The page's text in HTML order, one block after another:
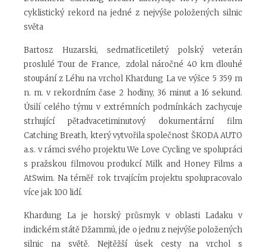
cyklistický rekord na jedné z nejvýše položených silnic
světa
Bartosz Huzarski, sedmatřicetiletý polský veterán
proslulé Tour de France, zdolal náročné 40 km dlouhé
stoupání z Léhu na vrchol Khardung La ve výšce 5 359 m
n. m. v rekordním čase 2 hodiny, 36 minut a 16 sekund.
Úsilí celého týmu v extrémních podmínkách zachycuje
strhující pětadvacetiminutový dokumentární film
Catching Breath, který vytvořila společnost ŠKODA AUTO
a.s. v rámci svého projektu We Love Cycling ve spolupráci
s pražskou filmovou produkcí Milk and Honey Films a
AtSwim. Na téměř rok trvajícím projektu spolupracovalo
více jak 100 lidí.
Khardung La je horský průsmyk v oblasti Ladaku v
indickém státě Džammú, jde o jednu z nejvýše položených
silnic na světě. Nejtěžší úsek cesty na vrchol s